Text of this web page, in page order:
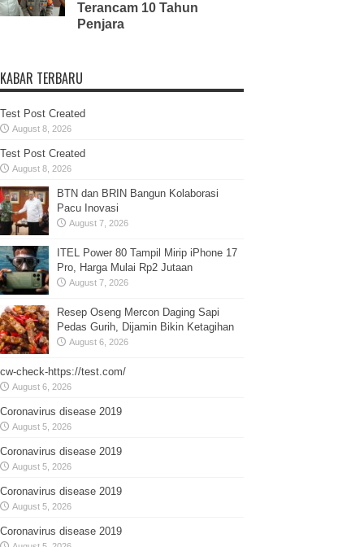
Terancam 10 Tahun
Penjara
KABAR TERBARU
Test Post Created
August 8, 2026
Test Post Created
August 8, 2026
BTN dan BRIN Bangun Kolaborasi
Pacu Inovasi
August 7, 2026
ITEL Power 80 Tampil Mirip iPhone 17
Pro, Harga Mulai Rp2 Jutaan
August 7, 2026
Resep Oseng Mercon Daging Sapi
Pedas Gurih, Dijamin Bikin Ketagihan
August 6, 2026
cw-check-https://test.com/
August 6, 2026
Coronavirus disease 2019
August 5, 2026
Coronavirus disease 2019
August 5, 2026
Coronavirus disease 2019
August 5, 2026
Coronavirus disease 2019